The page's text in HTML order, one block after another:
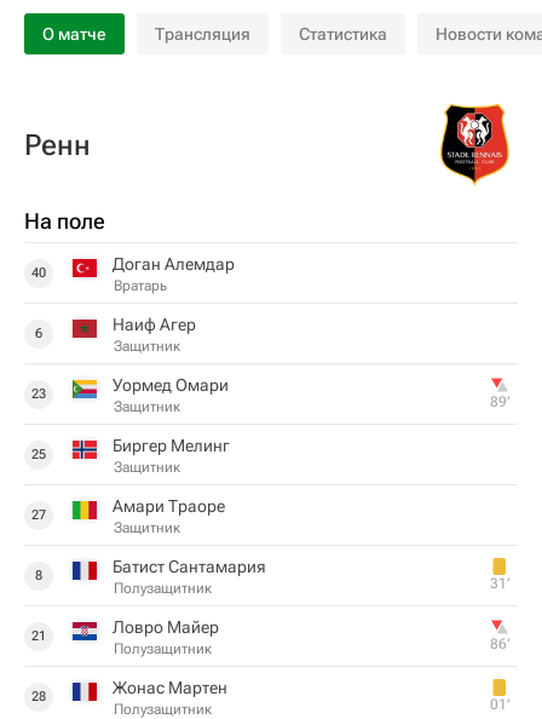
О матче Трансляция Статистика Новости
Ренн
На поле
40 Доган Алемдар
Вратарь
6 Наиф Агер
Защитник
23 Уормед Омари
Защитник 89‎’‎
25 Биргер Мелинг
Защитник
27 Амари Траоре
Защитник
8 Батист Сантамария
Полузащитник 31‎’‎
21 Ловро Майер
Полузащитник 86‎’‎
28 Жонас Мартен
Полузащитник 01‎’‎